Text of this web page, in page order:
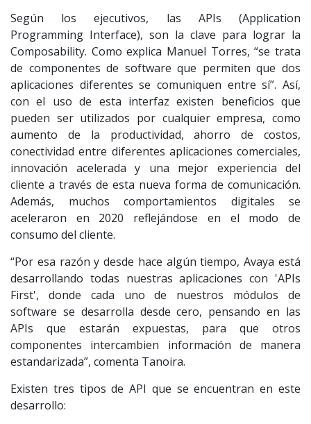
Según los ejecutivos, las APIs (Application
Programming Interface), son la clave para lograr la
Composability. Como explica Manuel Torres, “se trata
de componentes de software que permiten que dos
aplicaciones diferentes se comuniquen entre sí”. Así,
con el uso de esta interfaz existen beneficios que
pueden ser utilizados por cualquier empresa, como
aumento de la productividad, ahorro de costos,
conectividad entre diferentes aplicaciones comerciales,
innovación acelerada y una mejor experiencia del
cliente a través de esta nueva forma de comunicación.
Además, muchos comportamientos digitales se
aceleraron en 2020 reflejándose en el modo de
consumo del cliente.
“Por esa razón y desde hace algún tiempo, Avaya está
desarrollando todas nuestras aplicaciones con 'APIs
First', donde cada uno de nuestros módulos de
software se desarrolla desde cero, pensando en las
APIs que estarán expuestas, para que otros
componentes intercambien información de manera
estandarizada”, comenta Tanoira.
Existen tres tipos de API que se encuentran en este
desarrollo: